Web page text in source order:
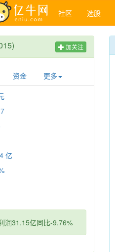
社区 选股
加关注
资金 更多
亿
润31.15亿同比-9.76%